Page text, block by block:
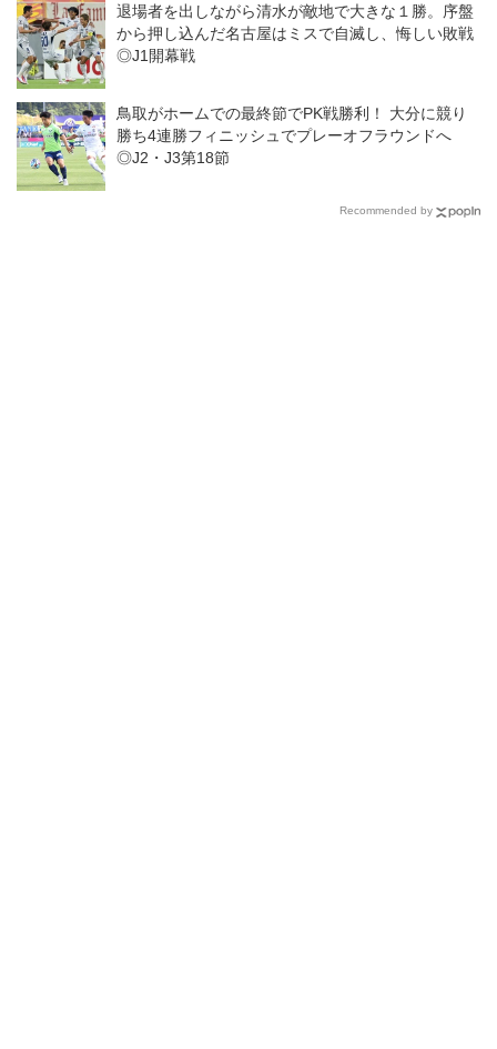
退場者を出しながら清水が敵地で大きな１勝。序盤
から押し込んだ名古屋はミスで自滅し、悔しい敗戦
◎J1開幕戦
鳥取がホームでの最終節でPK戦勝利！ 大分に競り
勝ち4連勝フィニッシュでプレーオフラウンドへ
◎J2・J3第18節
Recommended by